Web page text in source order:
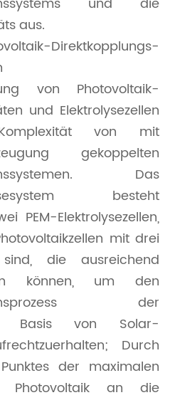
aus.
Direktkopplungs-
von Photovoltaik-
und Elektrolysezellen
von mit
gekoppelten
Das
besteht
PEM-Elektrolysezellen,
mit drei
die ausreichend
können, um den
der
Basis von Solar-
Durch
der maximalen
Photovoltaik an die